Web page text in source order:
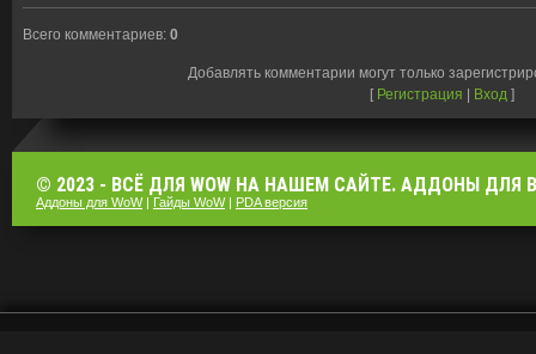
Всего комментариев: 0
Добавлять комментарии могут только
[ Регистрация | Вход ]
© 2023 - ВСЁ ДЛЯ WOW НА НАШЕМ САЙТЕ. АДДОНЫ ДЛЯ
Аддоны для WoW| Гайды WoW| PDA версия